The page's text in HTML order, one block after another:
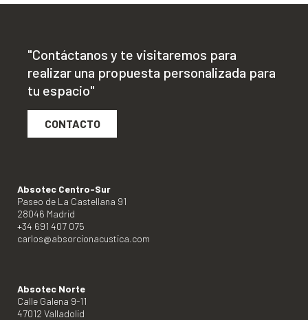
"Contáctanos y te visitaremos para
realizar una propuesta personalizada para
tu espacio"
CONTACTO
Absotec Centro-Sur
Paseo de La Castellana 91
28046 Madrid
+34 691 407 075
carlos@absorcionacustica.com
Absotec Norte
Calle Galena 9-11
47012 Valladolid